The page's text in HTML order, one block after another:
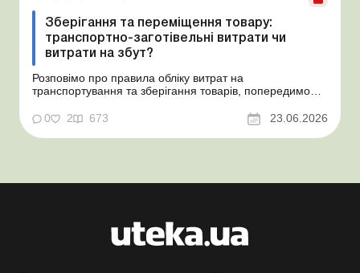
Зберігання та переміщення товару:
транспортно-заготівельні витрати чи
витрати на збут?
Розповімо про правила обліку витрат на
транспортування та зберігання товарів, попередимо
нормативне обґрунтування. Проблемні витрати:
податкові ризики та судова практика Здавалось би, у
цьому питанні неоднозначності бути не може. Однак,
0 2 673 23.06.2026